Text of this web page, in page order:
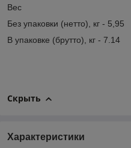
Вес
Без упаковки (нетто), кг - 5,95
В упаковке (брутто), кг - 7.14
Скрыть
Характеристики